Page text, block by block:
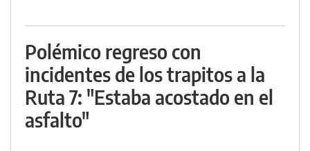
Polémico regreso con
incidentes de los trapitos a la
Ruta 7: "Estaba acostado en el
asfalto"